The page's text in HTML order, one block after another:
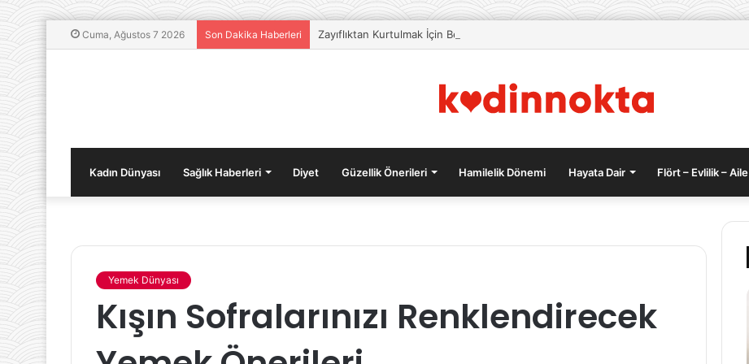
Cuma, Ağustos 7 2026 Son Dakika Haberleri Zayıflıktan Kurtulmak İçin Beslenme Önerileri
Kadın Dünyası Sağlık Haberleri Diyet Güzellik Önerileri Hamilelik Dönemi Hayata Dair Flört – Evlilik – Aile
Yemek Dünyası
Kışın Sofralarınızı Renklendirecek
Sektöründe
Deprem
Alınan
Aperatifler:
Evde